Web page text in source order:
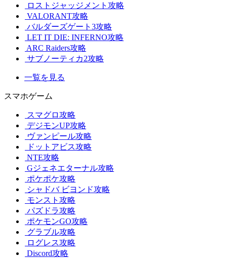
ロストジャッジメント攻略
VALORANT攻略
バルダーズゲート3攻略
LET IT DIE: INFERNO攻略
ARC Raiders攻略
サブノーティカ2攻略
一覧を見る
スマホゲーム
スマグロ攻略
デジモンUP攻略
ヴァンピール攻略
ドットアビス攻略
NTE攻略
Gジェネエターナル攻略
ポケポケ攻略
シャドバ ビヨンド攻略
モンスト攻略
パズドラ攻略
ポケモンGO攻略
グラブル攻略
ログレス攻略
Discord攻略